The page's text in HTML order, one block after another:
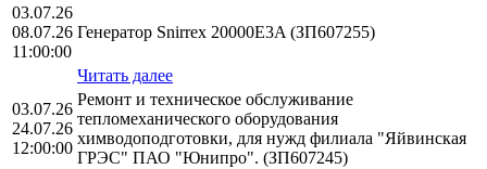
03.07.26
08.07.26
11:00:00
Генератор Snirrex 20000E3A (ЗП607255)
Читать далее
03.07.26
24.07.26
12:00:00
Ремонт и техническое обслуживание
тепломеханического оборудования
химводоподготовки, для нужд филиала "Яйвинская
ГРЭС" ПАО "Юнипро". (ЗП607245)